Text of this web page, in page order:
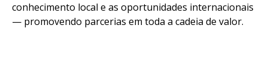
conhecimento local e as oportunidades internacionais
— promovendo parcerias em toda a cadeia de valor.